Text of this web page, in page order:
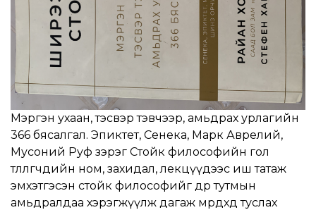
Мэргэн ухаан, тэсвэр тэвчээр, амьдрах урлагийн
366 бясалгал. Эпиктет, Сенека, Марк Аврелий,
Мусоний Руф зэрэг Стойк философийн гол
төлөөлөгчдийн ном, захидал, лекцүүдээс иш татаж
эмхэтгэсэн стойк философийг өдөр тутмын
амьдралдаа хэрэгжүүлж дагаж мөрдөхөд туслах